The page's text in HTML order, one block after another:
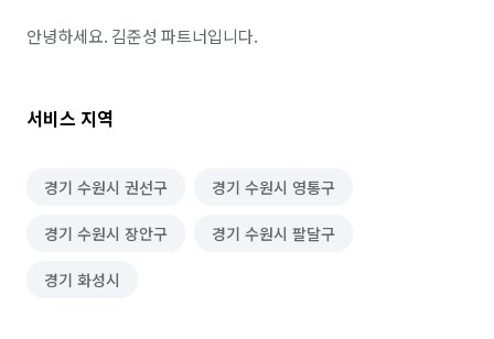
스테인레스 제작(자전거 거치대, 국기게양대)
안녕하세요. 김준성 파트너입니다.
서비스 지역
경기 수원시 권선구 경기 수원시 영통구
경기 수원시 장안구 경기 수원시 팔달구
경기 화성시